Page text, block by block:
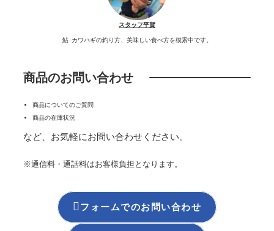
スタッフ平賀
鮎･カワハギの釣り方、美味しい食べ方を模索中です。
商品のお問い合わせ
商品についてのご質問
商品の在庫状況
など、お気軽にお問い合わせください。
※通信料・通話料はお客様負担となります。
 フォームでのお問い合わせ